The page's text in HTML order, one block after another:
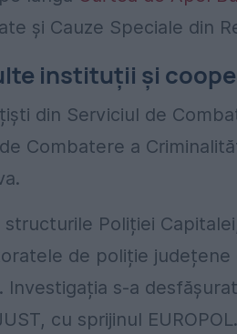
și Cauze Speciale din
instituții și
din Serviciul de
Combatere a
Poliției
de poliție județene
Investigația s-a
cu sprijinul EUROPOL.